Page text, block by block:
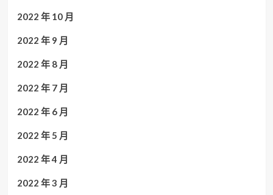
2022 年 10 月
2022 年 9 月
2022 年 8 月
2022 年 7 月
2022 年 6 月
2022 年 5 月
2022 年 4 月
2022 年 3 月